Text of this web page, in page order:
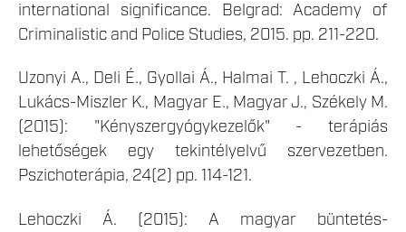
international significance. Belgrad: Academy of
Criminalistic and Police Studies, 2015. pp. 211-220.
Uzonyi A., Deli É., Gyollai Á., Halmai T. , Lehoczki Á.,
Lukács-Miszler K., Magyar E., Magyar J., Székely M.
(2015): "Kényszergyógykezelők" - terápiás
lehetőségek egy tekintélyelvű szervezetben.
Pszichoterápia, 24(2) pp. 114-121.
Lehoczki Á. (2015): A magyar büntetés-